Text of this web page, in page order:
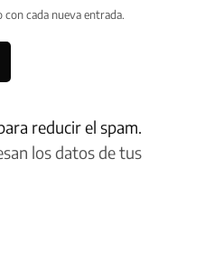
cada nueva entrada.
reducir el spam.
los datos de tus